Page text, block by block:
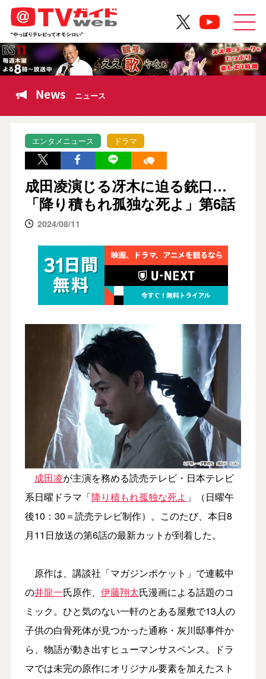
News ニュース
エンタメニュース ドラマ
成田凌演じる冴木に迫る銃口…
「降り積もれ孤独な死よ」第6話
2024/08/11
成田凌が主演を務める読売テレビ・日本テレビ
系日曜ドラマ「降り積もれ孤独な死よ 」（日曜午
後10：30＝読売テレビ制作）。このたび、本日8
月11日放送の第6話の最新カットが到着した。
原作は、講談社「マガジンポケット」で連載中
の井龍一氏原作、 伊藤翔太氏漫画による話題のコ
ミック。ひと気のない一軒のとある屋敷で13人の
子供の白骨死体が見つかった通称・灰川邸事件か
ら、物語が動き出すヒューマンサスペンス。ドラ
マでは未完の原作にオリジナル要素を加えたスト